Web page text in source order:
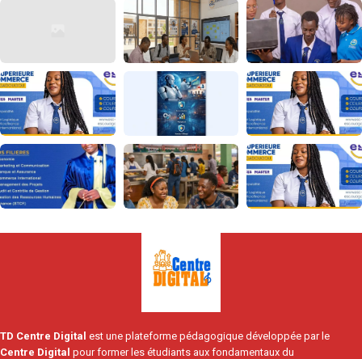
TD Centre Digital est une plateforme pédagogique développée par le
Centre Digital pour former les étudiants aux fondamentaux du